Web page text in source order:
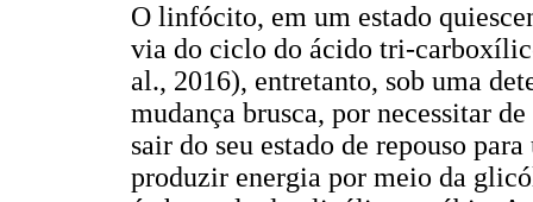
O linfócito, em um estado
via do ciclo do ácido tri-
al., 2016), entretanto, sob uma
mudança brusca, por necessitar
sair do seu estado de repouso
produzir energia por meio da